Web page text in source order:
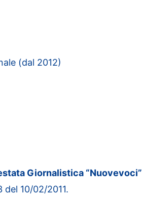
(dal 2012)
Giornalistica “Nuovevoci”
10/02/2011.